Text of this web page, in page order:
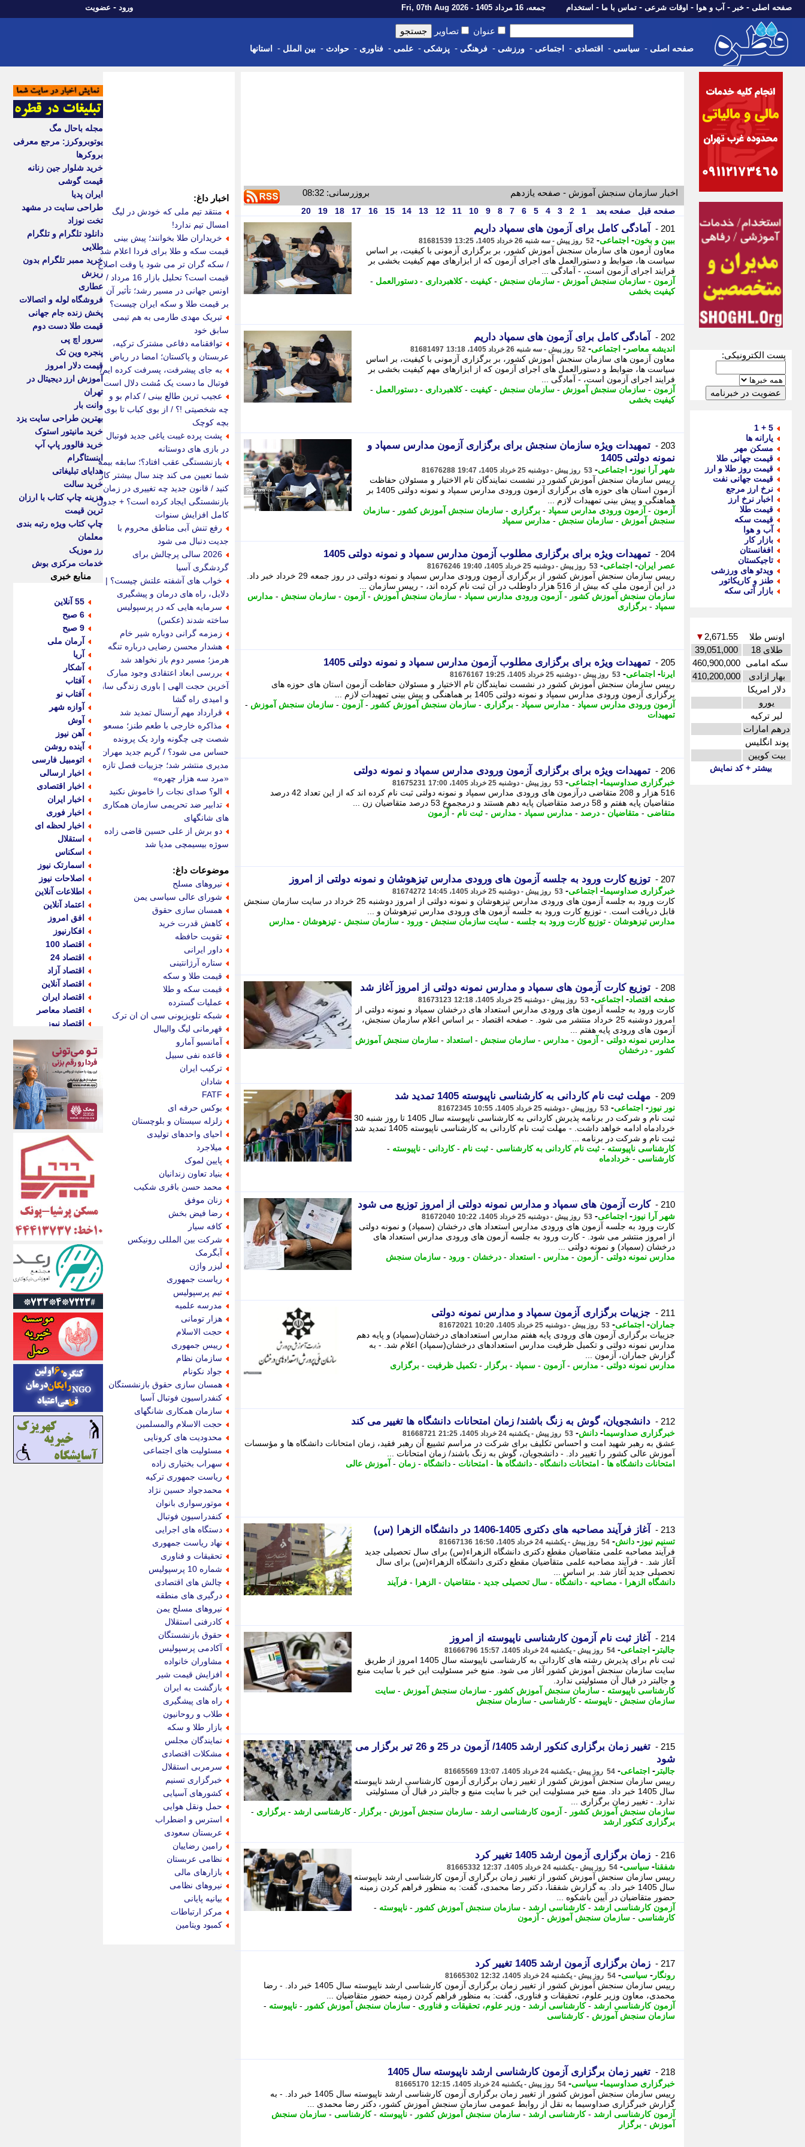
صفحه اصلی - خبر - آب و هوا - اوقات شرعی - تماس با ما - استخدام جمعه، 16 مرداد 1405 - Fri, 07th Aug 2026 ورود - عضویت
عنوان تصاویر
صفحه اصلی - سیاسی - اقتصادی - اجتماعی - ورزشی - فرهنگی - پزشکی - علمی - فناوری - حوادث - بین الملل - استانها
پست الکترونیکی:
5 + 1
یارانه ها
مسکن مهر
قیمت جهانی طلا
قیمت روز طلا و ارز
قیمت جهانی نفت
نرخ ارز مرجع
اخبار نرخ ارز
قیمت طلا
قیمت سکه
آب و هوا
بازار کار
افغانستان
تاجیکستان
ویدئو های ورزشی
طنز و کاریکاتور
بازار آتی سکه
اونس طلا 2,671.55
▼
طلای 18
39,051,000
سکه امامی 460,900,000
بهار ازادی
410,200,000
دلار امریکا
یورو
لیر ترکیه
درهم امارات
پوند انگلیس
بیت کویین
بیشتر + کد نمایش
اخبار سازمان سنجش آموزش - صفحه یازدهم بروزرسانی: 08:32
صفحه قبل صفحه بعد 1
2
3
4
5
6
7
8
9
10
11
12
13
14
15
16
17
18
19
20
201 - آمادگی کامل برای آزمون های سمپاد داریم
ببین و بخون- اجتماعی- 52 روز پیش - سه شنبه 26 خرداد 1405، 13:25 81681539
معاون آزمون های سازمان سنجش آموزش کشور، بر برگزاری آزمونی با کیفیت، بر اساس
سیاست ها، ضوابط و دستورالعمل های اجرای آزمون که از ابزارهای مهم کیفیت بخشی بر
فرایند اجرای آزمون است، - آمادگی ...
آزمون - سازمان سنجش آموزش - سازمان سنجش -کیفیت -کلاهبرداری - دستورالعمل -
کیفیت بخشی
202 - آمادگی کامل برای آزمون های سمپاد داریم
اندیشه معاصر - اجتماعی- 52 روز پیش - سه شنبه 26 خرداد 1405، 13:18 81681497
معاون آزمون های سازمان سنجش آموزش کشور، بر برگزاری آزمونی با کیفیت، بر اساس
سیاست ها، ضوابط و دستورالعمل های اجرای آزمون که از ابزارهای مهم کیفیت بخشی بر
فرایند اجرای آزمون است، - آمادگی ...
آزمون - سازمان سنجش آموزش - سازمان سنجش -کیفیت -کلاهبرداری - دستورالعمل -
کیفیت بخشی
203 -
تمهیدات ویژه سازمان سنجش برای برگزاری آزمون مدارس سمپاد و
نمونه دولتی 1405
شهر آرا نیوز - اجتماعی- 53 روز پیش - دوشنبه 25 خرداد 1405، 19:47 81676288
رییس سازمان سنجش آموزش کشور در نشست نمایندگان تام الاختیار و مسئولان حفاظت
آزمون استان های حوزه های برگزاری آزمون ورودی مدارس سمپاد و نمونه دولتی 1405 بر
هماهنگی و پیش بینی تمهیدات لازم ...
آزمون - آزمون ورودی مدارس سمپاد - برگزاری - سازمان سنجش آموزش کشور - سازمان
سنجش آموزش - سازمان سنجش - مدارس سمپاد
204 - تمهیدات ویژه برای برگزاری مطلوب آزمون مدارس سمپاد و نمونه دولتی 1405
عصر ایران- اجتماعی- 53 روز پیش - دوشنبه 25 خرداد 1405، 19:40 81676246
رییس سازمان سنجش آموزش کشور از برگزاری آزمون ورودی مدارس سمپاد و نمونه دولتی در روز جمعه 29 خرداد خبر داد.
در این آزمون ملی که بیش از 516 هزار داوطلب در آن ثبت نام کرده اند، - رییس سازمان ...
سازمان سنجش آموزش کشور - آزمون ورودی مدارس سمپاد - سازمان سنجش آموزش - آزمون - سازمان سنجش - مدارس
سمپاد - برگزاری
205 - تمهیدات ویژه برای برگزاری مطلوب آزمون مدارس سمپاد و نمونه دولتی 1405
ایرنا- اجتماعی- 53 روز پیش - دوشنبه 25 خرداد 1405، 19:25 81676167
رییس سازمان سنجش آموزش کشور در نشست نمایندگان تام الاختیار و مسئولان حفاظت آزمون استان های حوزه های
برگزاری آزمون ورودی مدارس سمپاد و نمونه دولتی 1405 بر هماهنگی و پیش بینی تمهیدات لازم ...
آزمون ورودی مدارس سمپاد - مدارس سمپاد - برگزاری - سازمان سنجش آموزش کشور - آزمون - سازمان سنجش آموزش -
تمهیدات
206 - تمهیدات ویژه برای برگزاری آزمون ورودی مدارس سمپاد و نمونه دولتی
خبرگزاری صداوسیما- اجتماعی- 53 روز پیش - دوشنبه 25 خرداد 1405، 17:00 81675231
516 هزار و 208 متقاضی درآزمون های ورودی مدارس سمپاد و نمونه دولتی ثبت نام کرده اند که از این تعداد 42 درصد
متقاضیان پایه هفتم و 58 درصد متقاضیان پایه دهم هستند و درمجموع 53 درصد متقاضیان زن ...
متقاضی - متقاضیان - درصد - مدارس سمپاد - مدارس - ثبت نام - آزمون
207 - توزیع کارت ورود به جلسه آزمون های ورودی مدارس تیزهوشان و نمونه دولتی از امروز
خبرگزاری صداوسیما- اجتماعی- 53 روز پیش - دوشنبه 25 خرداد 1405، 14:45 81674272
کارت ورود به جلسه آزمون های ورودی مدارس تیزهوشان و نمونه دولتی از امروز دوشنبه 25 خرداد در سایت سازمان سنجش
قابل دریافت است. - توزیع کارت ورود به جلسه آزمون های ورودی مدارس تیزهوشان و ...
مدارس تیزهوشان - توزیع کارت ورود به جلسه - سایت سازمان سنجش - ورود - سازمان سنجش - تیزهوشان - مدارس
208 - توزیع کارت آزمون های سمپاد و مدارس نمونه دولتی از امروز آغاز شد
صفحه اقتصاد- اجتماعی- 53 روز پیش - دوشنبه 25 خرداد 1405، 12:18 81673123
کارت ورود به جلسه آزمون های ورودی مدارس استعداد های درخشان سمپاد و نمونه دولتی از
امروز دوشنبه 25 خرداد منتشر می شود. - صفحه اقتصاد - بر اساس اعلام سازمان سنجش،
آزمون های ورودی پایه هفتم ...
مدارس نمونه دولتی - آزمون - مدارس - سازمان سنجش - استعداد - سازمان سنجش آموزش
کشور - درخشان
209 - مهلت ثبت نام کاردانی به کارشناسی ناپیوسته 1405 تمدید شد
نور نیوز - اجتماعی- 53 روز پیش - دوشنبه 25 خرداد 1405، 10:55 81672345
ثبت نام و شرکت در برنامه پذیرش کاردانی به کارشناسی ناپیوسته سال 1405 تا روز شنبه 30
خردادماه ادامه خواهد داشت. - مهلت ثبت نام کاردانی به کارشناسی ناپیوسته 1405 تمدید شد
ثبت نام و شرکت در برنامه ...
کارشناسی ناپیوسته - ثبت نام کاردانی به کارشناسی - ثبت نام -کاردانی - ناپیوسته -
کارشناسی - خردادماه
210 - کارت آزمون های سمپاد و مدارس نمونه دولتی از امروز توزیع می شود
شهر آرا نیوز - اجتماعی- 53 روز پیش - دوشنبه 25 خرداد 1405، 10:22 81672040
کارت ورود به جلسه آزمون های ورودی مدارس استعداد های درخشان (سمپاد) و نمونه دولتی
از امروز منتشر می شود. - کارت ورود به جلسه آزمون های ورودی مدارس استعداد های
درخشان (سمپاد) و نمونه دولتی ...
مدارس نمونه دولتی - آزمون - مدارس - استعداد - درخشان - ورود - سازمان سنجش
211 - جزییات برگزاری آزمون سمپاد و مدارس نمونه دولتی
جماران- اجتماعی- 53 روز پیش - دوشنبه 25 خرداد 1405، 10:20 81672021
جزییات برگزاری آزمون های ورودی پایه هفتم مدارس استعدادهای درخشان(سمپاد) و پایه دهم
مدارس نمونه دولتی و تکمیل ظرفیت مدارس استعدادهای درخشان(سمپاد) اعلام شد. - به
گزارش جماران، آزمون ...
مدارس نمونه دولتی - مدارس - آزمون - سمپاد - برگزار - تکمیل ظرفیت - برگزاری
212 - دانشجویان، گوش به زنگ باشند/ زمان امتحانات دانشگاه ها تغییر می کند
خبرگزاری صداوسیما- دانش- 53 روز پیش - یکشنبه 24 خرداد 1405، 21:25 81668721
عشق به رهبر شهید امت و احساس تکلیف برای شرکت در مراسم تشییع آن رهبر فقید، زمان امتحانات دانشگاه ها و مؤسسات
آموزش عالی کشور را تغییر داد. - دانشجویان، گوش به زنگ باشند/ زمان امتحانات ...
امتحانات دانشگاه ها - امتحانات دانشگاه - دانشگاه ها - امتحانات - دانشگاه - زمان - آموزش عالی
213 - آغاز فرآیند مصاحبه های دکتری 1405-1406 در دانشگاه الزهرا (س)
تسنیم نیوز - دانش- 54 روز پیش - یکشنبه 24 خرداد 1405، 16:50 81667136
فرآیند مصاحبه علمی متقاضیان مقطع دکتری دانشگاه الزهراء(س) برای سال تحصیلی جدید
آغاز شد. - فرآیند مصاحبه علمی متقاضیان مقطع دکتری دانشگاه الزهراء(س) برای سال
تحصیلی جدید آغاز شد. بر اساس ...
دانشگاه الزهرا
- مصاحبه - دانشگاه - سال تحصیلی جدید - متقاضیان - الزهرا - فرآیند
214 - آغاز ثبت نام آزمون کارشناسی ناپیوسته از امروز
جالبتر - اجتماعی- 54 روز پیش - یکشنبه 24 خرداد 1405، 15:57 81666796
ثبت نام برای پذیرش رشته های کاردانی به کارشناسی ناپیوسته سال 1405 امروز از طریق
سایت سازمان سنجش آموزش کشور آغاز می شود. منبع خبر مسئولیت این خبر با سایت منبع
و جالبتر در قبال آن مسئولیتی ندارد.
کارشناسی ناپیوسته - سازمان سنجش آموزش کشور - سازمان سنجش آموزش - سایت
سازمان سنجش - ناپیوسته -کارشناسی - سازمان سنجش
215 -
تغییر زمان برگزاری کنکور ارشد 1405/ آزمون در 25 و 26 تیر برگزار می
شود
جالبتر - اجتماعی- 54 روز پیش - یکشنبه 24 خرداد 1405، 13:07 81665569
رییس سازمان سنجش آموزش کشور از تغییر زمان برگزاری آزمون کارشناسی ارشد ناپیوسته
سال 1405 خبر داد. منبع خبر مسئولیت این خبر با سایت منبع و جالبتر در قبال آن مسئولیتی
ندارد. - تغییر زمان برگزاری ...
سازمان سنجش آموزش کشور - آزمون کارشناسی ارشد - سازمان سنجش آموزش - برگزار -کارشناسی ارشد - برگزاری -
برگزاری کنکور ارشد
216 - زمان برگزاری آزمون ارشد 1405 تغییر کرد
شفقنا- سیاسی- 54 روز پیش - یکشنبه 24 خرداد 1405، 12:37 81665332
رییس سازمان سنجش آموزش کشور از تغییر زمان برگزاری آزمون کارشناسی ارشد ناپیوسته
سال 1405 خبر داد. به گزارش شفقنا، دکتر رضا محمدی، گفت: به منظور فراهم کردن زمینه
حضور متقاضیان در آیین باشکوه ...
آزمون کارشناسی ارشد -کارشناسی ارشد - سازمان سنجش آموزش کشور - ناپیوسته -
کارشناسی - سازمان سنجش آموزش - آزمون
217 - زمان برگزاری آزمون ارشد 1405 تغییر کرد
رونگار - سیاسی- 54 روز پیش - یکشنبه 24 خرداد 1405، 12:32 81665302
رییس سازمان سنجش آموزش کشور از تغییر زمان برگزاری آزمون کارشناسی ارشد ناپیوسته سال 1405 خبر داد. - رضا
محمدی، معاون وزیر علوم، تحقیقات و فناوری، گفت: به منظور فراهم کردن زمینه حضور متقاضیان ...
آزمون کارشناسی ارشد -کارشناسی ارشد - وزیر علوم، تحقیقات و فناوری - سازمان سنجش آموزش کشور - ناپیوسته -
سازمان سنجش آموزش -کارشناسی
218 - تغییر زمان برگزاری آزمون کارشناسی ارشد ناپیوسته سال 1405
خبرگزاری صداوسیما- سیاسی- 54 روز پیش - یکشنبه 24 خرداد 1405، 12:15 81665170
رییس سازمان سنجش آموزش کشور از تغییر زمان برگزاری آزمون کارشناسی ارشد ناپیوسته سال 1405 خبر داد. - به
گزارش خبرگزاری صداوسیما به نقل از روابط عمومی سازمان سنجش آموزش کشور، دکتر رضا محمدی ...
آزمون کارشناسی ارشد -کارشناسی ارشد - سازمان سنجش آموزش کشور - ناپیوسته -کارشناسی - سازمان سنجش
آموزش - برگزار
اخبار داغ:
منتقد تیم ملی که خودش در لیگ
امسال تیم ندارد!
خریداران طلا بخوانند؛ پیش بینی
قیمت سکه و طلا برای فردا اعلام شد
/ سکه گران تر می شود یا وقت اصلاح
قیمت است؟ تحلیل بازار 16 مرداد /
اونس جهانی در مسیر رشد؛ تأثیر آن
بر قیمت طلا و سکه ایران چیست؟
تبریک مهدی طارمی به هم تیمی
سابق خود
توافقنامه دفاعی مشترک ترکیه،
عربستان و پاکستان؛ امضا در ریاض
به جای پیشرفت، پسرفت کرده ایم/
فوتبال ما دست یک مُشت دلال است
عجیب ترین طالع بینی / کدام بو و
چه شخصیتی !؟ / از بوی کباب تا بوی
بچه کوچک
پشت پرده غیبت یاغی جدید فوتبال
در بازی های دوستانه
بازنشستگی عقب افتاد؟؛ سابقه بیمه
شما تعیین می کند چند سال بیشتر کار
کنید / قانون جدید چه تغییری در زمان
بازنشستگی ایجاد کرده است؟ + جدول
کامل افزایش سنوات
رفع تنش آبی مناطق محروم با
جدیت دنبال می شود
2026 سالی پرچالش برای
گردشگری آسیا
خواب های آشفته علتش چیست؟ |
دلایل، راه های درمان و پیشگیری
سرمایه هایی که در پرسپولیس
ساخته شدند (عکس)
زمزمه گرانی دوباره شیر خام
هشدار محسن رضایی درباره تنگه
هرمز؛ مسیر دوم باز نخواهد شد
بررسی ابعاد اعتقادی وجود مبارک
آخرین حجت الهی | باوری زندگی ساز
و امیدی راه گشا
قرارداد مهم آرسنال تمدید شد
مذاکره خارجی با طعم طنز؛ مسعود
شصت چی چگونه وارد یک پرونده
حساس می شود؟ / گریم جدید مهران
مدیری منتشر شد؛ جزییات فصل تازه
«مرد سه هزار چهره»
الو؟ صدای نجات را خاموش نکنید
تدابیر ضد تحریمی سازمان همکاری
های شانگهای
دو برش از علی حسین قاضی زاده
سوژه بیسیمچی مدیا شد
موضوعات داغ:
نیروهای مسلح
شورای عالی سیاسی یمن
همسان سازی حقوق
کاهش قدرت خرید
تقویت حافظه
داور ایرانی
ستاره آرژانتینی
قیمت طلا و سکه
قیمت سکه و طلا
عملیات گسترده
شبکه تلویزیونی سی ان ان ترک
قهرمانی لیگ والیبال
آمانسیو آمارو
قاعده نفی سبیل
ترکیب ایران
شادان
FATF
بوکس حرفه ای
زلزله سیستان و بلوچستان
احیای واحدهای تولیدی
میلاجرد
پایین لموک
بنیاد تعاون زندانیان
محمد حسن باقری شکیب
زنان موفق
رضا فیض بخش
کافه سیار
شرکت بین المللی رونیکس
آبگرمک
لیزر واژن
ریاست جمهوری
تیم پرسپولیس
مدرسه علمیه
هزار تومانی
حجت الاسلام
رییس جمهوری
سازمان نظام
جواد نکونام
همسان سازی حقوق بازنشستگان
کنفدراسیون فوتبال آسیا
سازمان همکاری شانگهای
حجت الاسلام والمسلمین
محدودیت های کرونایی
مسئولیت های اجتماعی
سهراب بختیاری زاده
ریاست جمهوری ترکیه
محمدجواد حسین نژاد
موتورسواری بانوان
کنفدراسیون فوتبال
دستگاه های اجرایی
نهاد ریاست جمهوری
تحقیقات و فناوری
شماره 10 پرسپولیس
چالش های اقتصادی
درگیری های منطقه
نیروهای مسلح یمن
کادرفنی استقلال
حقوق بازنشستگان
آکادمی پرسپولیس
مشاوران خانواده
افزایش قیمت شیر
بازگشت به ایران
راه های پیشگیری
طلاب و روحانیون
بازار طلا و سکه
نمایندگان مجلس
مشکلات اقتصادی
سرمربی استقلال
خبرگزاری تسنیم
کشورهای آسیایی
حمل ونقل هوایی
استرس و اضطراب
عربستان سعودی
رامین رضاییان
نظامی عربستان
بازارهای مالی
نیروهای نظامی
بیانیه پایانی
مرکز ارتباطات
کمبود ویتامین
مجله باحال مگ
یوتوبروکرز: مرجع معرفی
بروکرها
خرید شلوار جین زنانه
قیمت گوشی
ایران پدیا
طراحی سایت در مشهد
تخت نوزاد
دانلود تلگرام و تلگرام
طلایی
خرید ممبر تلگرام بدون
ریزش
عطاری
فروشگاه لوله و اتصالات
پخش زنده جام جهانی
قیمت طلا دست دوم
سرور اچ پی
پنجره وین تک
قیمت دلار امروز
آموزش ارز دیجیتال در
تهران
وانت بار
بهترین طراحی سایت یزد
خرید مانیتور استوک
خرید فالوور پاپ آپ
اینستاگرام
هدایای تبلیغاتی
خرید سالت
هزینه چاپ کتاب با ارزان
ترین قیمت
چاپ کتاب ویژه رتبه بندی
معلمان
رز موزیک
خدمات مرکزی بوش
منابع خبری
55 آنلاین
6 صبح
9 صبح
آرمان ملی
آریا
آشکار
آفتاب
آفتاب نو
آوازه شهر
آوش
آهن نیوز
آینده روشن
اتومبیل فارسی
اخبار ارسالی
اخبار اقتصادی
اخبار ایران
اخبار فوری
اخبار لحظه ای
استقلال
اسکناس
اسمارتک نیوز
اصلاحات نیوز
اطلاعات آنلاین
اعتماد آنلاین
افق امروز
افکارنیوز
اقتصاد 100
اقتصاد 24
اقتصاد آزاد
اقتصاد آنلاین
اقتصاد ایران
اقتصاد معاصر
اقتصاد نیوز
اکوفارس
اکونگار
اکونیوز
الف
انتشار آنلاین
اندیشه قرن
اندیشه معاصر
اندیشه ها
انرژی پرس
ای استخدام
ایتنا
ایراف
ایران آرت
ایران آنلاین
ایران زندگی
ایران فوری
ایرانی روز
ایرانیتال
ایرنا
ایسکانیوز
ایسنا
ایکنا
ایلنا
اینتیتر
ایونا نیوز
بازتاب آنلاین
باشگاه خبرنگاران
باغستان نیوز
بامبوک
ببین و بخون
بدینسان
بنکر